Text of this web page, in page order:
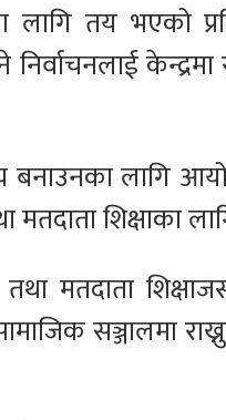
तय भएको
निर्वाचनलाई
बनाउनका लागि
मतदाता
तथा मतदाता
सञ्जालमा